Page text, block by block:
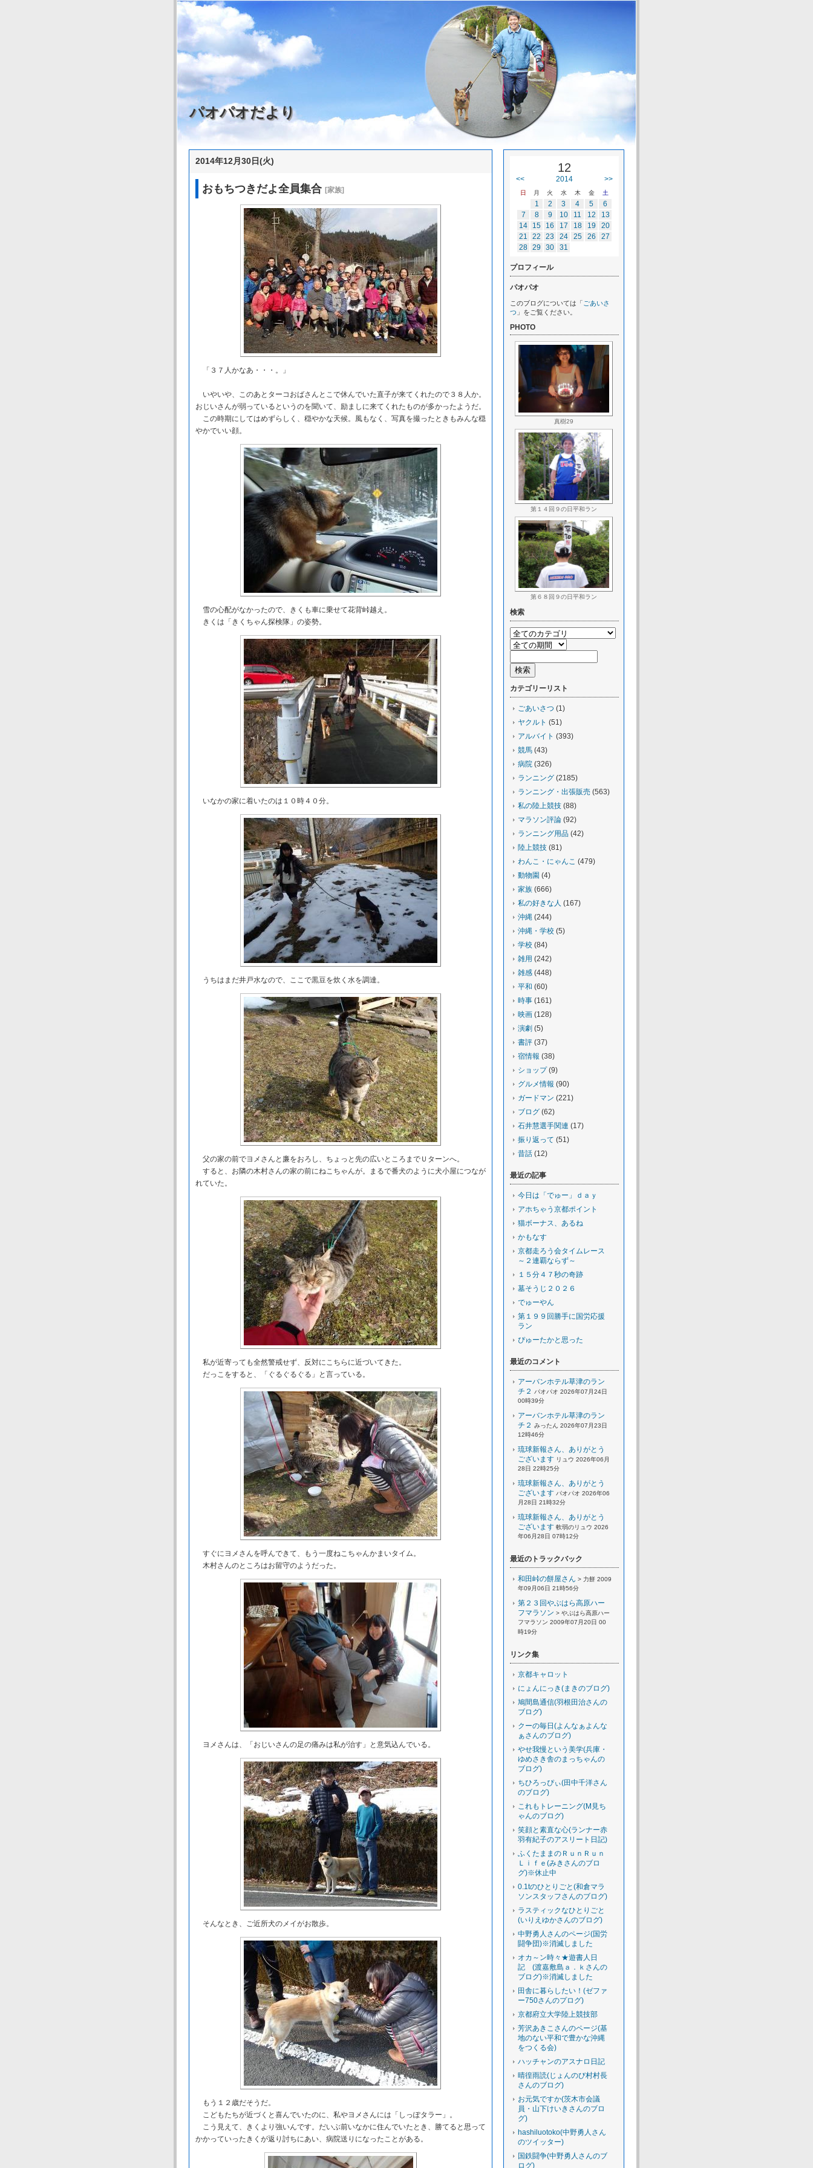
パオパオだより
2014年12月30日(火)
おもちつきだよ全員集合 [家族]
「３７人かなあ・・・。」
いやいや、このあとターコおばさんとこで休んでいた直子が来てくれたので３８人か。
おじいさんが弱っているというのを聞いて、励ましに来てくれたものが多かったようだ。
この時期にしてはめずらしく、穏やかな天候。風もなく、写真を撮ったときもみんな穏
やかでいい顔。
雪の心配がなかったので、きくも車に乗せて花背峠越え。
きくは「きくちゃん探検隊」の姿勢。
いなかの家に着いたのは１０時４０分。
うちはまだ井戸水なので、ここで黒豆を炊く水を調達。
父の家の前でヨメさんと廉をおろし、ちょっと先の広いところまでＵターンへ。
すると、お隣の木村さんの家の前にねこちゃんが。まるで番犬のように犬小屋につなが
れていた。
私が近寄っても全然警戒せず、反対にこちらに近づいてきた。
だっこをすると、「ぐるぐるぐる」と言っている。
すぐにヨメさんを呼んできて、もう一度ねこちゃんかまいタイム。
木村さんのところはお留守のようだった。
ヨメさんは、「おじいさんの足の痛みは私が治す」と意気込んでいる。
そんなとき、ご近所犬のメイがお散歩。
もう１２歳だそうだ。
こどもたちが近づくと喜んでいたのに、私やヨメさんには「しっぽタラー」。
こう見えて、きくより強いんです。だいぶ前いなかに住んでいたとき、勝てると思って
かかっていったきくが返り討ちにあい、病院送りになったことがある。
12
<< 2014 >>
日 月 火 水 木 金 土
1 2 3 4 5
6
7
8 9 10 11 12
13
14
15 16 17 18 19
20
21
22 23 24 25 26
27
28 29 30 31
プロフィール
パオパオ
このブログについては「 ごあいさ
つ 」をご覧ください。
PHOTO
真樹29
第１４回９の日平和ラン
第６８回９の日平和ラン
検索
カテゴリーリスト
ごあいさつ (1)
ヤクルト (51)
アルバイト (393)
競馬 (43)
病院 (326)
ランニング (2185)
ランニング・出張販売 (563)
私の陸上競技 (88)
マラソン評論 (92)
ランニング用品 (42)
陸上競技 (81)
わんこ・にゃんこ (479)
動物園 (4)
家族 (666)
私の好きな人 (167)
沖縄 (244)
沖縄・学校 (5)
学校 (84)
雑用 (242)
雑感 (448)
平和 (60)
時事 (161)
映画 (128)
演劇 (5)
書評 (37)
宿情報 (38)
ショップ(9)
グルメ情報 (90)
ガードマン (221)
ブログ (62)
石井慧選手関連 (17)
振り返って (51)
昔話 (12)
最近の記事
今日は「でゅー」ｄａｙ
アホちゃう京都ポイント
猫ボーナス、あるね
かもなす
京都走ろう会タイムレース
～２連覇ならず～
１５分４７秒の奇跡
墓そうじ２０２６
でゅーやん
第１９９回勝手に国労応援
ラン
ぴゅーたかと思った
最近のコメント
アーバンホテル草津のラン
チ２
パオパオ 2026年07月24日
00時39分
アーバンホテル草津のラン
チ２ みったん 2026年07月23日
12時46分
琉球新報さん、ありがとう
ございます リュウ 2026年06月
28日 22時25分
琉球新報さん、ありがとう
ございます パオパオ 2026年06
月28日 21時32分
琉球新報さん、ありがとう
ございます 軟弱のリュウ 2026
年06月28日 07時12分
最近のトラックバック
和田峠の餅屋さん > 力餅 2009
年09月06日 21時56分
第２３回やぶはら高原ハー
フマラソン > やぶはら高原ハー
フマラソン 2009年07月20日 00
時19分
リンク集
京都キャロット
にょんにっき(まきのブログ)
鳩間島通信(羽根田治さんの
ブログ)
クーの毎日(よんなぁよんな
ぁさんのブログ)
やせ我慢という美学(兵庫・
ゆめさき舎のまっちゃんの
ブログ)
ちひろっぴぃ(田中千洋さん
のブログ)
これもトレーニング(M見ち
ゃんのブログ)
笑顔と素直な心(ランナー赤
羽有紀子のアスリート日記)
ふくたままのＲｕｎＲｕｎ
Ｌｉｆｅ(みきさんのブロ
グ)※休止中
0.1tのひとりごと(和倉マラ
ソンスタッフさんのブログ)
ラスティックなひとりごと
(いりえゆかさんのブログ)
中野勇人さんのページ(国労
闘争団)※消滅しました
オカ～ン時々★遊書人日
記 (渡嘉敷島ａ．ｋさんの
ブログ)※消滅しました
田舎に暮らしたい！(ゼファ
ー750さんのプログ)
京都府立大学陸上競技部
芳沢あきこさんのページ(基
地のない平和で豊かな沖縄
をつくる会)
ハッチャンのアスナロ日記
晴徨雨読(じょんのび村村長
さんのブログ)
お元気ですか(茨木市会議
員・山下けいきさんのブロ
グ)
hashiluotoko(中野勇人さん
のツイッター)
国鉄闘争(中野勇人さんのブ
ログ)